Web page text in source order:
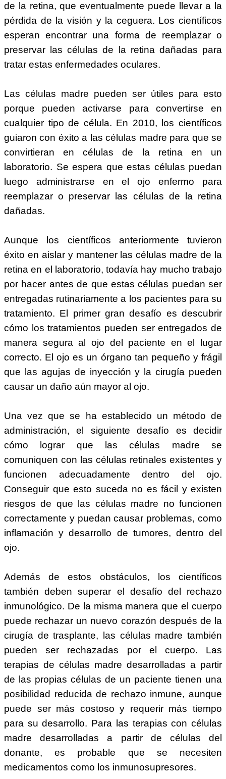
de la retina, que eventualmente puede llevar a la
pérdida de la visión y la ceguera. Los científicos
esperan encontrar una forma de reemplazar o
preservar las células de la retina dañadas para
tratar estas enfermedades oculares.
Las células madre pueden ser útiles para esto
porque pueden activarse para convertirse en
cualquier tipo de célula. En 2010, los científicos
guiaron con éxito a las células madre para que se
convirtieran en células de la retina en un
laboratorio. Se espera que estas células puedan
luego administrarse en el ojo enfermo para
reemplazar o preservar las células de la retina
dañadas.
Aunque los científicos anteriormente tuvieron
éxito en aislar y mantener las células madre de la
retina en el laboratorio, todavía hay mucho trabajo
por hacer antes de que estas células puedan ser
entregadas rutinariamente a los pacientes para su
tratamiento. El primer gran desafío es descubrir
cómo los tratamientos pueden ser entregados de
manera segura al ojo del paciente en el lugar
correcto. El ojo es un órgano tan pequeño y frágil
que las agujas de inyección y la cirugía pueden
causar un daño aún mayor al ojo.
Una vez que se ha establecido un método de
administración, el siguiente desafío es decidir
cómo lograr que las células madre se
comuniquen con las células retinales existentes y
funcionen adecuadamente dentro del ojo.
Conseguir que esto suceda no es fácil y existen
riesgos de que las células madre no funcionen
correctamente y puedan causar problemas, como
inflamación y desarrollo de tumores, dentro del
ojo.
Además de estos obstáculos, los científicos
también deben superar el desafío del rechazo
inmunológico. De la misma manera que el cuerpo
puede rechazar un nuevo corazón después de la
cirugía de trasplante, las células madre también
pueden ser rechazadas por el cuerpo. Las
terapias de células madre desarrolladas a partir
de las propias células de un paciente tienen una
posibilidad reducida de rechazo inmune, aunque
puede ser más costoso y requerir más tiempo
para su desarrollo. Para las terapias con células
madre desarrolladas a partir de células del
donante, es probable que se necesiten
medicamentos como los inmunosupresores.